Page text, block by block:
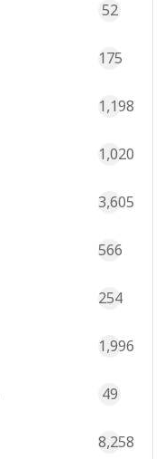
52
175
1,198
1,020
3,605
566
254
1,996
49
8,258